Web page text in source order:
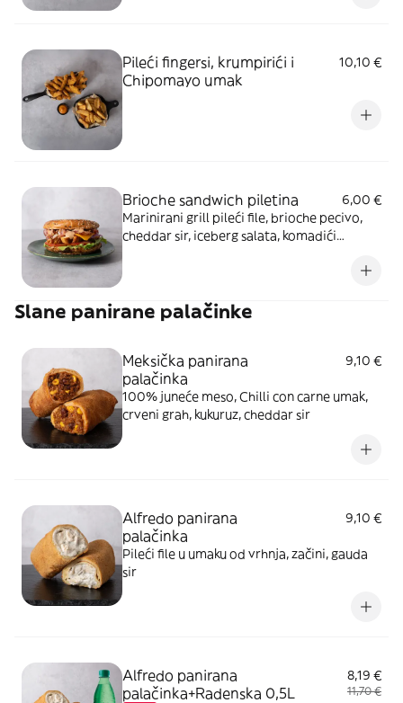
Pileći fingersi, krumpirići i
Chipomayo umak
10,10 €
Brioche sandwich piletina
6,00 €
Marinirani grill pileći file, brioche pecivo,
cheddar sir, iceberg salata, komadići
Slane panirane palačinke
Meksička panirana
palačinka
9,10 €
100% juneće meso, Chilli con carne umak,
crveni grah, kukuruz, cheddar sir
Alfredo panirana
palačinka
9,10 €
Pileći file u umaku od vrhnja, začini, gauda
sir
Alfredo panirana
palačinka+Radenska 0,5L
8,19 €
11,70 €